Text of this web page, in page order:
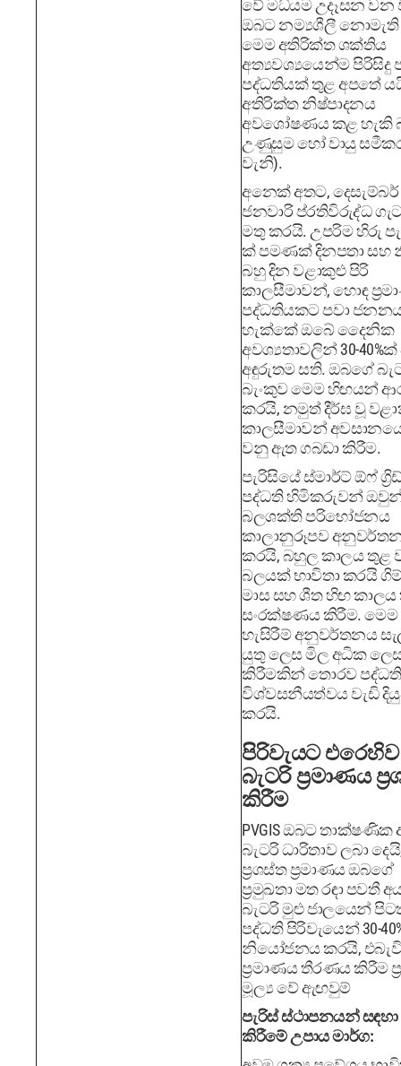
වේ මධ්යම උදෑසන වන
ඔබට නම්‍යශීලී නොමැති
මෙම අතිරික්ත ශක්තිය
අත්‍යවශ්‍යයෙන්ම පිරිසිදු
පද්ධතියක් තුළ අපතේ
අතිරික්ත නිෂ්පාදනය
අවශෝෂණය කළ හැකි
උණුසුම හෝ වායු
වැනි).
අනෙක් අතට,
ජනවාරි ප්රතිවිරුද්ධ
මතු කරයි. උපරිම හිරු
ක් පමණක් දිනපතා සහ
බහු දින වළාකුළු පිරි
කාලසීමාවන්, හොඳ
පද්ධතියකට පවා
හැක්කේ ඔබේ දෛනික
අවශ්‍යතාවලින් 30-
අඳුරුතම සති. ඔබගේ
බැංකුව මෙම හිඟයන්
කරයි, නමුත් දීර්ඝ වූ
කාලසීමාවන්
වනු ඇත ගබඩා කිරීම.
පැරිසියේ ස්මාර්ට් ඕෆ්
පද්ධති හිමිකරුවන්
බලශක්ති පරිභෝජනය
කාලානුරූපව
කරයි, බහුල කාලය තුළ
බලයක් භාවිතා කරයි
මාස සහ ශීත හිඟ කාලය
සංරක්ෂණය කිරීම. මෙම
හැසිරීම් අනුවර්තනය
යුතු ලෙස මිල අධික
කිරීමකින් තොරව
විශ්වසනීයත්වය වැඩි
කරයි.
පිරිවැයට එරෙහිව
බැටරි ප්‍රමාණය
කිරීම
PVGIS ඔබට තාක්ෂණික
බැටරි ධාරිතාව ලබා
ප්‍රශස්ත ප්‍රමාණය ඔබගේ
ප්‍රමුඛතා මත රඳා පවතී
බැටරි මුළු ජාලයෙන්
පද්ධති පිරිවැයෙන් 30-
නියෝජනය කරයි,
ප්‍රමාණය තීරණය කිරීම
මූල්‍ය වේ ඇඟවුම්
පැරිස් ස්ථාපනයන් සඳහා
කිරීමේ උපාය මාර්ග: